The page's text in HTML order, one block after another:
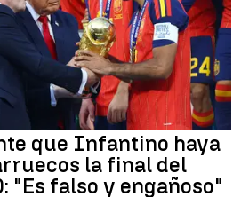
que Infantino haya
la final del
"Es falso y engañoso"